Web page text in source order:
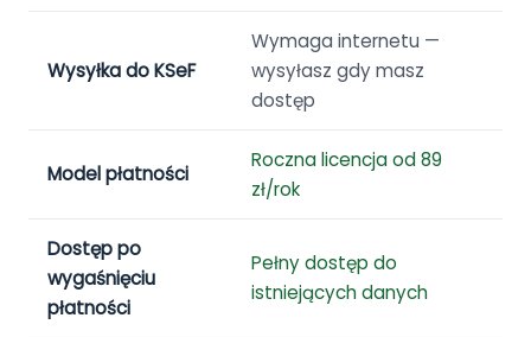
Wysyłka do KSeF
Wymaga internetu —
wysyłasz gdy masz
dostęp
Model płatności
Roczna licencja od 89
zł/rok
Dostęp po
wygaśnięciu
płatności
Pełny dostęp do
istniejących danych